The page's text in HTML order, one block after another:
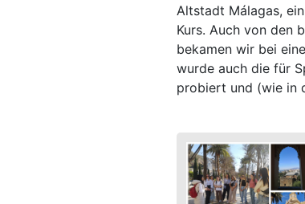
Altstadt Málagas,
Kurs. Auch von den
bekamen wir bei
wurde auch die für
probiert und (wie in